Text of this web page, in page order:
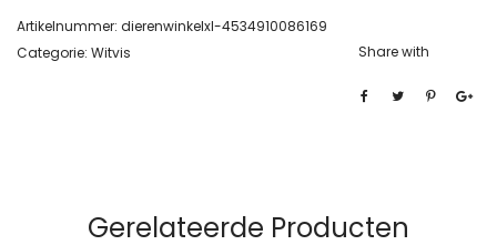
Artikelnummer: dierenwinkelxl-4534910086169
Categorie: Witvis Share with
Gerelateerde Producten